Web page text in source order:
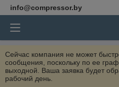
info@compressor.by
Сейчас компания не может
сообщения, поскольку по ее
выходной. Ваша заявка будет
рабочий день.